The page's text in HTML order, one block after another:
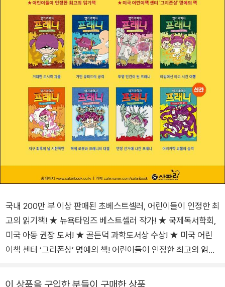
국내 200만 부 이상 판매된 초베스트셀러, 어린이들이 인정한 최
고의 읽기책! ★ 뉴욕타임즈 베스트셀러 작가! ★ 국제독서학회,
미국 아동 권장 도서! ★ 골든덕 과학도서상 수상! ★ 미국 어린
이책 센터 ‘그리폰상’ 명예의 책! 어린이들이 인정한 최고의 읽기
튼이 쓴 첫 번째 어린이 책으로, 전 세계 어린이들의 마음을 사로
이 상품을 구입한 분들이 구매한 상품